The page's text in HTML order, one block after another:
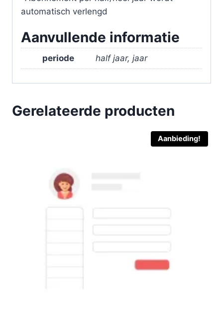
automatisch verlengd
Aanvullende informatie
periode half jaar, jaar
Gerelateerde producten
Aanbieding!